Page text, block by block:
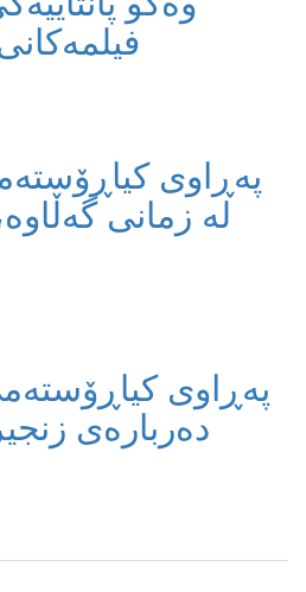
پەڕاوی
لە زمانی
پەڕاوی
دەربارەی